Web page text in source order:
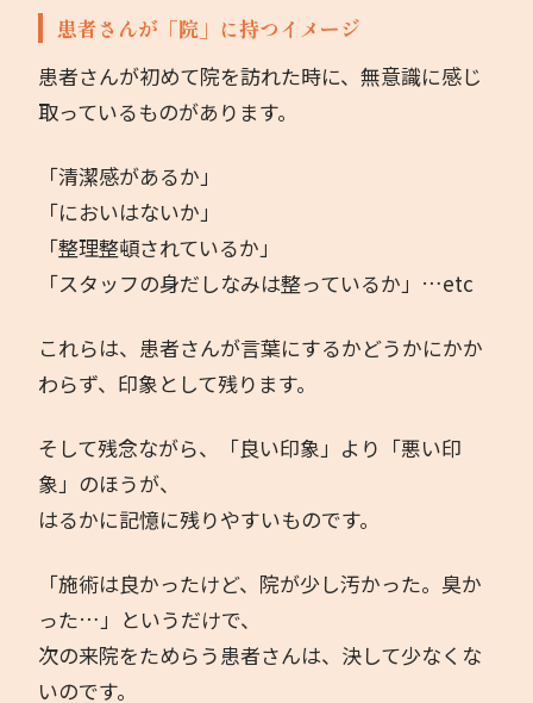
お問い合わせ
患者さんが「院」に持つイメージ
患者さんが初めて院を訪れた時に、無意識に感じ
取っているものがあります。
「清潔感があるか」
「においはないか」
「整理整頓されているか」
「スタッフの身だしなみは整っているか」…etc
これらは、患者さんが言葉にするかどうかにかか
わらず、印象として残ります。
そして残念ながら、「良い印象」より「悪い印
象」のほうが、
はるかに記憶に残りやすいものです。
「施術は良かったけど、院が少し汚かった。臭か
った…」というだけで、
次の来院をためらう患者さんは、決して少なくな
いのです。